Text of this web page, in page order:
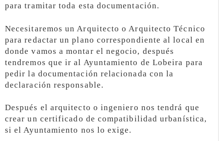
para tramitar toda esta documentación.
Necesitaremos un Arquitecto o Arquitecto Técnico
para redactar un plano correspondiente al local en
donde vamos a montar el negocio, después
tendremos que ir al Ayuntamiento de Lobeira para
pedir la documentación relacionada con la
declaración responsable.
Después el arquitecto o ingeniero nos tendrá que
crear un certificado de compatibilidad urbanística,
si el Ayuntamiento nos lo exige.